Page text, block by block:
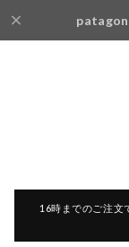
16時までのご注文